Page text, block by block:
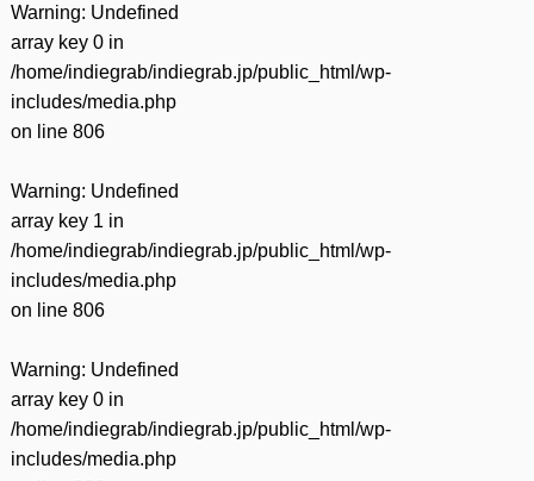
Warning: Undefined
array key 0 in
/home/indiegrab/indiegrab.jp/public_html/wp-
includes/media.php
on line 806
Warning: Undefined
array key 1 in
/home/indiegrab/indiegrab.jp/public_html/wp-
includes/media.php
on line 806
Warning: Undefined
array key 0 in
/home/indiegrab/indiegrab.jp/public_html/wp-
includes/media.php